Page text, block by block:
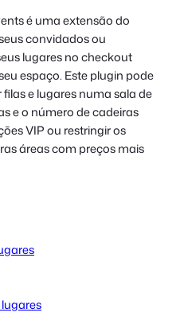
Czech
Greek
é uma extensão do
convidados ou
lugares no checkout
espaço. Este plugin pode
e lugares numa sala de
e o número de cadeiras
VIP ou restringir os
áreas com preços mais